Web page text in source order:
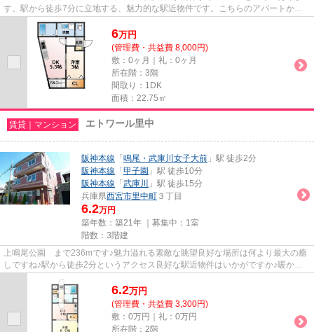
す。駅から徒歩7分に立地する、魅力的な駅近物件です。こちらのアパートから
は2駅が近くにあり、移動範囲も...
6万円
(管理費・共益費 8,000円)
敷：0ヶ月｜礼：0ヶ月
所在階：3階
間取り：1DK
面積：22.75㎡
賃貸｜マンション エトワール里中
阪神本線 「 鳴尾・武庫川女子大前 」駅 徒歩2分
阪神本線 「 甲子園 」駅 徒歩10分
阪神本線 「 武庫川
」駅 徒歩15分
兵庫県西宮市里中町 ３丁目
6.2万円
築年数：築21年 ｜募集中： 1室
階数：3階建
上鳴尾公園 まで236mです♪魅力溢れる素敵な眺望良好な場所は何より最大の癒
しですね♪駅から徒歩2分というアクセス良好な駅近物件はいかがですか♪暖かな
陽射しが心地よい、明るい室内...
6.2万円
(管理費・共益費 3,300円)
敷：0万円｜礼：0万円
所在階：2階